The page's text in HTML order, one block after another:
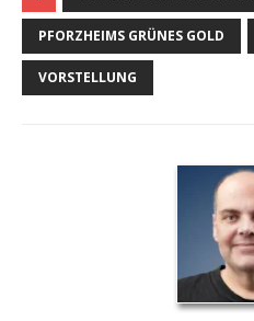
PFORZHEIMS GRÜNES GOLD
VORSTELLUNG